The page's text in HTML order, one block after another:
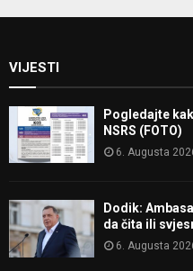
VIJESTI
Pogledajte
NSRS (FOTO)
6. Augusta
Dodik:
da čita ili
6. Augusta